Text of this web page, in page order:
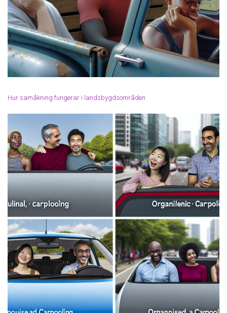
Hur samåkning fungerar i landsbygdsområden